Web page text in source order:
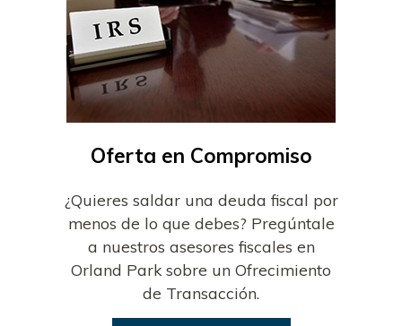
Oferta en Compromiso
¿Quieres saldar una deuda fiscal por
menos de lo que debes? Pregúntale
a nuestros asesores fiscales en
Orland Park sobre un Ofrecimiento
de Transacción.